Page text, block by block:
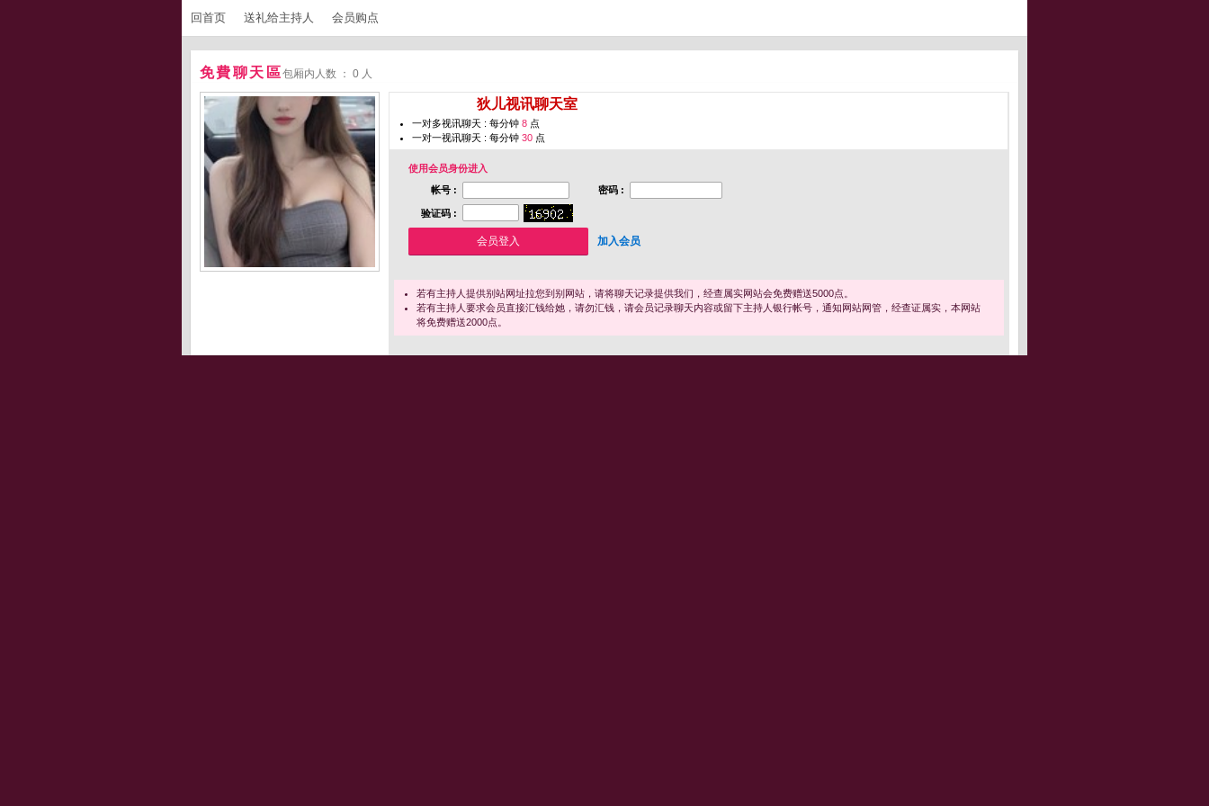
回首页 送礼给主持人 会员购点
免費聊天區包厢内人数 ： 0 人
狄儿视讯聊天室
一对多视讯聊天 : 每分钟 8 点
一对一视讯聊天 : 每分钟 30 点
使用会员身份进入
帐号 :
密码 :
验证码 :
加入会员
若有主持人提供别站网址拉您到别网站，请将聊天记录提供我们，经查属实网站会免费赠送5000点。
若有主持人要求会员直接汇钱给她，请勿汇钱，请会员记录聊天内容或留下主持人银行帐号，通知网站网管，经查证属实，本网站
将免费赠送2000点。